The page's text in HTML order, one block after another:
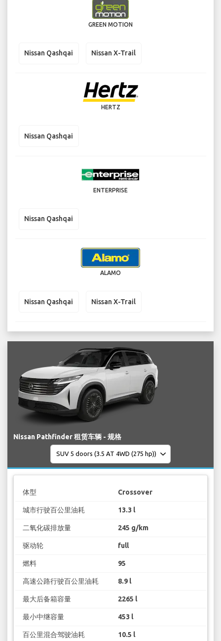
GREEN MOTION
Nissan Qashqai Nissan X-Trail
HERTZ
Nissan Qashqai
ENTERPRISE
Nissan Qashqai
ALAMO
Nissan Qashqai Nissan X-Trail
Nissan Pathfinder 租赁车辆 - 规格
体型 Crossover
城市行驶百公里油耗 13.3 l
二氧化碳排放量 245 g/km
驱动轮 full
燃料 95
高速公路行驶百公里油耗 8.9 l
最大后备箱容量 2265 l
最小中继容量 453 l
百公里混合驾驶油耗 10.5 l